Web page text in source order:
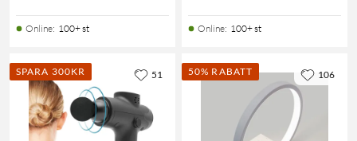
Online: 100+ st Online: 100+ st
SPARA 300KR 51 50% RABATT 106